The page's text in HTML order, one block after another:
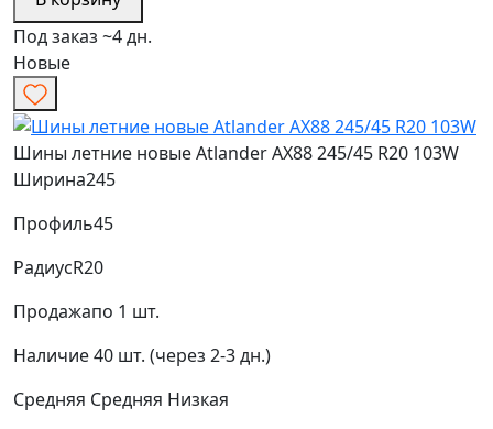
Под заказ ~4 дн.
Новые
Шины летние новые Atlander AX88 245/45 R20 103W
Ширина245
Профиль45
РадиусR20
Продажапо 1 шт.
Наличие40 шт. (через 2-3 дн.)
Средняя Средняя Низкая